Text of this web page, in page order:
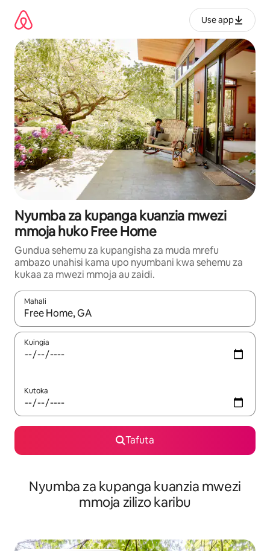
kwenda
kwenye
maudhui
Use app
Nyumba za kupanga kuanzia mwezi
mmoja huko Free Home
Gundua sehemu za kupangisha za muda mrefu
ambazo unahisi kama upo nyumbani kwa sehemu za
kukaa za mwezi mmoja au zaidi.
Mahali
Wakati matokeo yanapatikana, vinjari kwa kutumia vitufe vya
Kuingia
Kutoka
Tafuta
Nyumba za kupanga kuanzia mwezi
mmoja zilizo karibu